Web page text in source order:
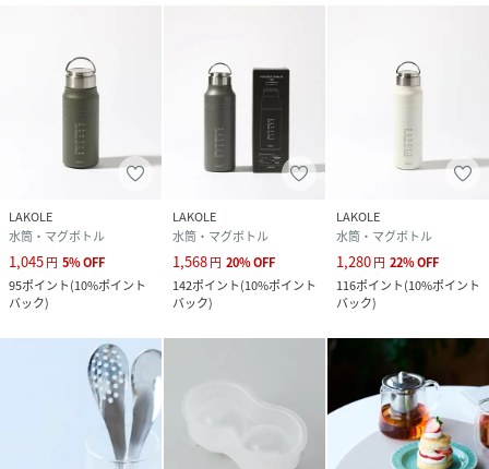
LAKOLE
水筒・マグボトル
1,045円 5%OFF
95ポイント(10%ポイント
バック)
LAKOLE
水筒・マグボトル
1,568円 20%OFF
142ポイント(10%ポイント
バック)
LAKOLE
水筒・マグボトル
1,280円 22%OFF
116ポイント(10%ポイント
バック)